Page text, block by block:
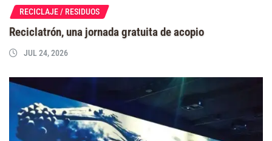
RECICLAJE / RESIDUOS
Reciclatrón, una jornada gratuita de acopio
JUL 24, 2026